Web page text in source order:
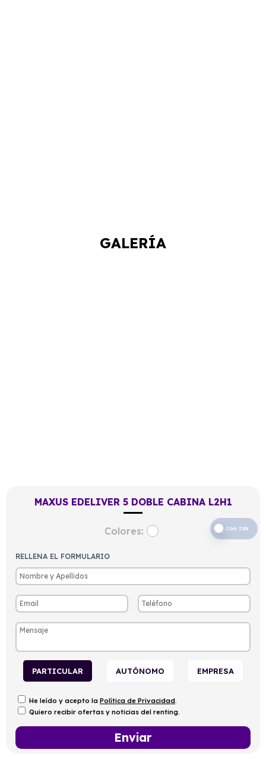
GALERÍA
MAXUS EDELIVER 5 DOBLE CABINA L2H1
Con IVA
Colores:
RELLENA EL FORMULARIO
PARTICULAR AUTÓNOMO EMPRESA
He leído y acepto la Política de Privacidad.
Quiero recibir ofertas y noticias del renting.